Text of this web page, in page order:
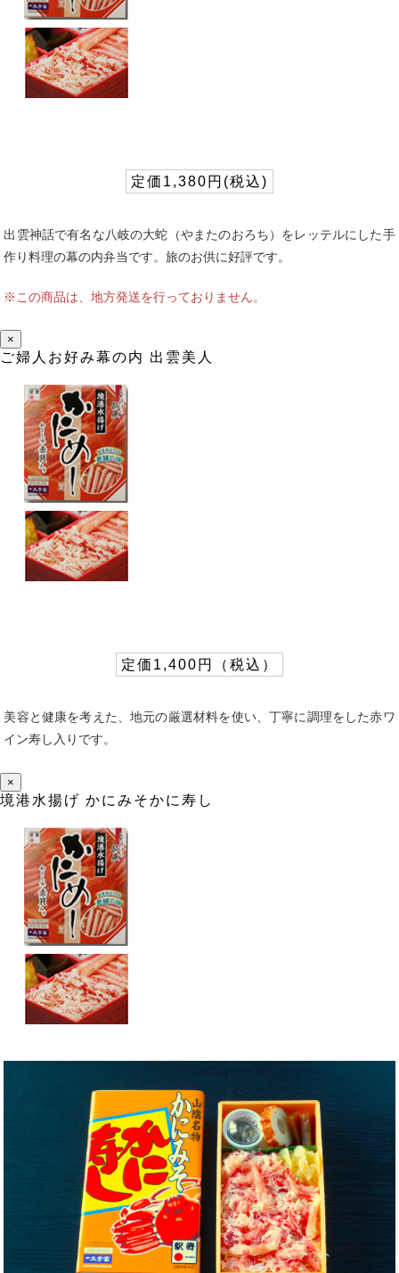
定価1,380円(税込)
出雲神話で有名な八岐の大蛇（やまたのおろち）をレッテルにした手
作り料理の幕の内弁当です。旅のお供に好評です。
※この商品は、地方発送を行っておりません。
×
ご婦人お好み幕の内 出雲美人
定価1,400円（税込）
美容と健康を考えた、地元の厳選材料を使い、丁寧に調理をした赤ワ
イン寿し入りです。
×
境港水揚げ かにみそかに寿し